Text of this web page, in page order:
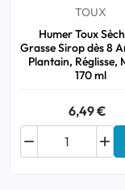
TOUX
Humer Toux
Grasse Sirop dès 8
Plantain, Réglisse,
170 ml
6,49 €

